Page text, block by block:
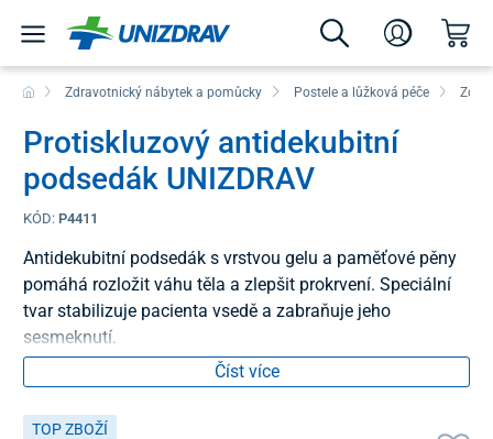
Zdravotnický nábytek a pomůcky Postele a lůžková péče
Protiskluzový antidekubitní
podsedák UNIZDRAV
KÓD: P4411
Antidekubitní podsedák s vrstvou gelu a paměťové pěny
pomáhá rozložit váhu těla a zlepšit prokrvení. Speciální
tvar stabilizuje pacienta vsedě a zabraňuje jeho
sesmeknutí.
Číst více
TOP ZBOŽÍ